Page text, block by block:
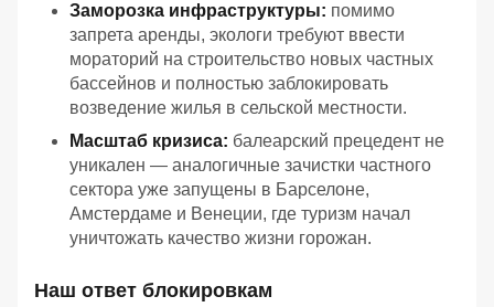
Заморозка инфраструктуры: помимо
запрета аренды, экологи требуют ввести
мораторий на строительство новых частных
бассейнов и полностью заблокировать
возведение жилья в сельской местности.
Масштаб кризиса: балеарский прецедент не
уникален — аналогичные зачистки частного
сектора уже запущены в Барселоне,
Амстердаме и Венеции, где туризм начал
уничтожать качество жизни горожан.
Наш ответ блокировкам